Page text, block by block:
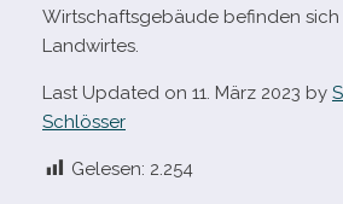
Wirtschaftsgebäude befin­den sich
Landwirtes.
Last Updated on 11. März 2023 by
Schlösser
Gelesen: 2.254